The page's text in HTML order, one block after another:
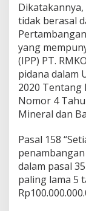
tidak berasal
yang
(IPP) PT.
pidana dalam
2020 Tentang
Nomor 4
Mineral dan
Pasal 158
dalam pasal
paling lama 5